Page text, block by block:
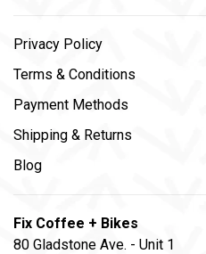
Privacy Policy
Terms & Conditions
Payment Methods
Shipping & Returns
Blog
Fix Coffee + Bikes
80 Gladstone Ave. - Unit 1